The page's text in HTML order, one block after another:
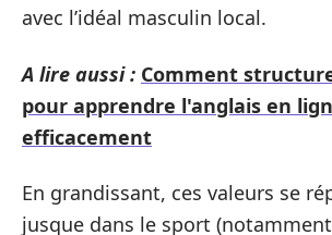
avec l’idéal masculin local.
A lire aussi : Comment
pour apprendre l'anglais en
efficacement
En grandissant, ces valeurs se
jusque dans le sport